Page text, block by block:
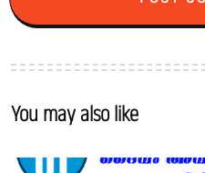
You may also like